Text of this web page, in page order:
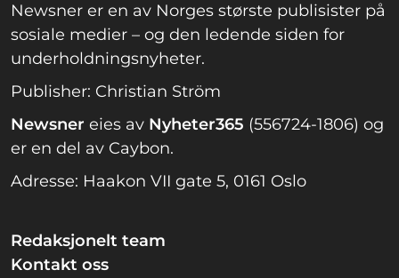
Newsner er en av Norges største publisister på
sosiale medier – og den ledende siden for
underholdningsnyheter.
Publisher: Christian Ström
Newsner eies av Nyheter365 (556724-1806) og
er en del av Caybon.
Adresse: Haakon VII gate 5, 0161 Oslo
Redaksjonelt team
Kontakt oss